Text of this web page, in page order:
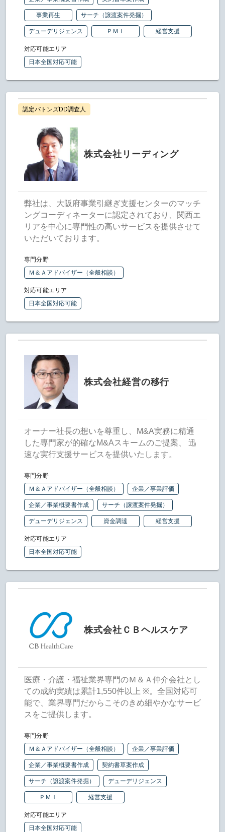
事業再生 サーチ（譲渡案件発掘）
デューデリジェンス ＰＭＩ 経営支援
対応可能エリア
日本全国対応可能
認定バトンズDD調査人
株式会社リーディング
弊社は、大阪府事業引継ぎ支援センターのマッチ
ングコーディネーターに認定されており、関西エ
リアを中心に専門性の高いサービスを提供させて
いただいております。
専門分野
Ｍ＆Ａアドバイザー（全般相談）
対応可能エリア
日本全国対応可能
株式会社経営の移行
オーナー社長の想いを尊重し、M&A実務に精通
した専門家が的確なM&Aスキームのご提案、 迅
速な実行支援サービスを提供いたします。
専門分野
Ｍ＆Ａアドバイザー（全般相談）
企業／事業評価
企業／事業概要書作成 サーチ（譲渡案件発掘）
デューデリジェンス 資金調達 経営支援
対応可能エリア
日本全国対応可能
株式会社ＣＢヘルスケア
医療・介護・福祉業界専門のＭ＆Ａ仲介会社とし
ての成約実績は累計1,550件以上 ※。全国対応可
能で、業界専門だからこそのきめ細やかなサービ
スをご提供します。
専門分野
Ｍ＆Ａアドバイザー（全般相談）
企業／事業評価
企業／事業概要書作成 契約書草案作成
サーチ（譲渡案件発掘） デューデリジェンス
ＰＭＩ 経営支援
対応可能エリア
日本全国対応可能